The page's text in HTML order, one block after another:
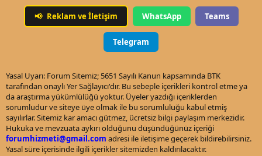
📢 Reklam ve İletişim WhatsApp Teams
Telegram
Yasal Uyarı: Forum Sitemiz; 5651 Sayılı Kanun kapsamında BTK
tarafından onaylı Yer Sağlayıcı'dır. Bu sebeple içerikleri kontrol etme ya
da araştırma yükümlülüğü yoktur. Üyeler yazdığı içeriklerden
sorumludur ve siteye üye olmak ile bu sorumluluğu kabul etmiş
sayılırlar. Sitemiz kar amacı gütmez, ücretsiz bilgi paylaşım merkezidir.
Hukuka ve mevzuata aykırı olduğunu düşündüğünüz içeriği
forumhizmeti@gmail.com adresi ile iletişime geçerek bildirebilirsiniz.
Yasal süre içerisinde ilgili içerikler sitemizden kaldırılacaktır.